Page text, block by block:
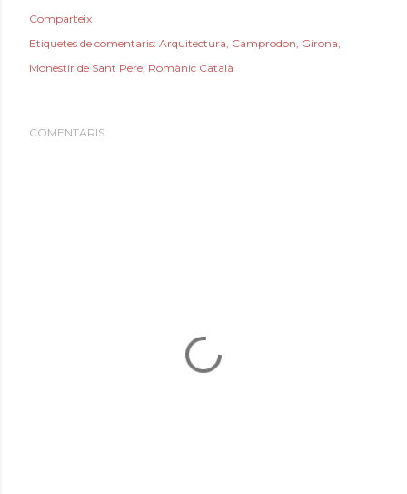
Comparteix
Etiquetes de comentaris: Arquitectura Camprodon Girona
Monestir de Sant Pere Romànic Català
COMENTARIS